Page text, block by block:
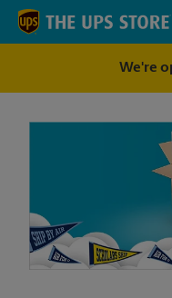
Skip to content
Return to Nav
We're